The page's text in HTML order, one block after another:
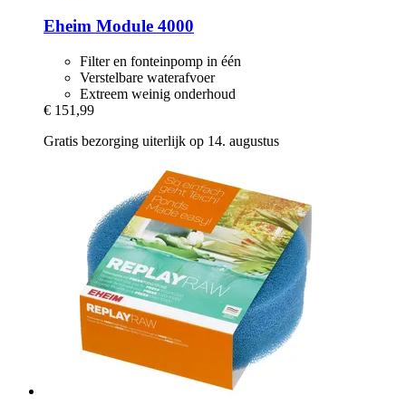
Eheim Module 4000
Filter en fonteinpomp in één
Verstelbare waterafvoer
Extreem weinig onderhoud
€ 151,99
Gratis bezorging uiterlijk op 14. augustus